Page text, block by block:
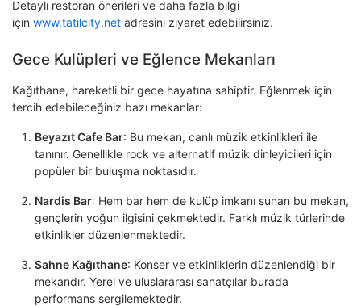
Detaylı restoran önerileri ve daha fazla bilgi
için www.tatilcity.net adresini ziyaret edebilirsiniz.
Gece Kulüpleri ve Eğlence Mekanları
Kağıthane, hareketli bir gece hayatına sahiptir. Eğlenmek için
tercih edebileceğiniz bazı mekanlar:
Beyazıt Cafe Bar: Bu mekan, canlı müzik etkinlikleri ile
tanınır. Genellikle rock ve alternatif müzik dinleyicileri için
popüler bir buluşma noktasıdır.
Nardis Bar: Hem bar hem de kulüp imkanı sunan bu mekan,
gençlerin yoğun ilgisini çekmektedir. Farklı müzik türlerinde
etkinlikler düzenlenmektedir.
Sahne Kağıthane: Konser ve etkinliklerin düzenlendiği bir
mekandır. Yerel ve uluslararası sanatçılar burada
performans sergilemektedir.